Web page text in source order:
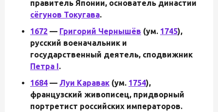
правитель Японии, основатель династии
сёгунов Токугава.
1672 — Григорий Чернышёв (ум. 1745),
русский военачальник и
государственный деятель, сподвижник
Петра I.
1684 — Луи Каравак (ум. 1754),
французский живописец, придворный
портретист российских императоров.